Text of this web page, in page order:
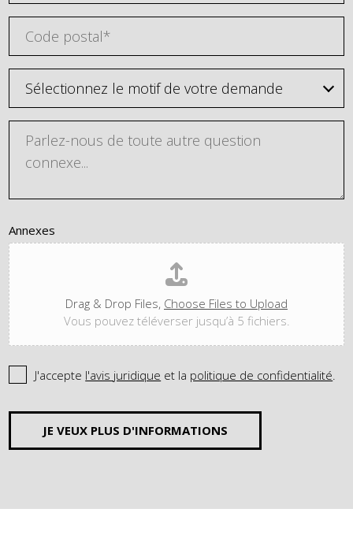
Annexes
Drag & Drop Files, Choose Files to Upload
Vous pouvez téléverser jusqu’à 5 fichiers.
J'accepte l'avis juridique et la politique de confidentialité.
JE VEUX PLUS D'INFORMATIONS